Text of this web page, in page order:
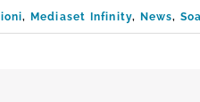
, Mediaset Infinity, News,